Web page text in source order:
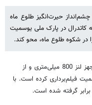
حیرت‌انگیز طلوع ماه
کاتدرال در پارک ملی یوسمیت
در شکوه طلوع ماه، محو کند.
شفر این تصاویر را با استفاده از دوربین کانون مجهز لنز 800 میلی‌متری و از
یوسمیت فیلم‌برداری کرده است. با